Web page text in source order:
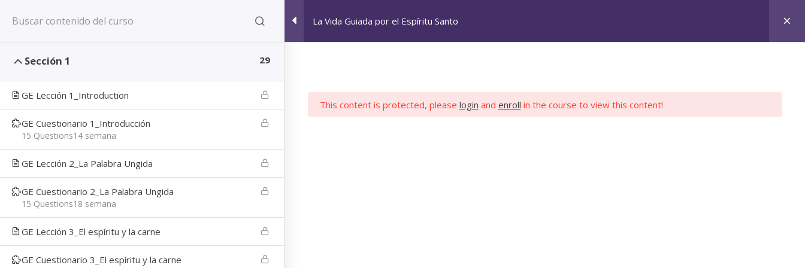
CENTRO DE APRENDIZAJE VIDA
LA VIDA GUIADA POR EL ESPÍRITU SANTO
Inicio
La Vida Guiada por el Espíritu Santo
Sección 1 29
GE Lección 1_Introduction
GE Cuestionario 1_Introducción
14 semana
15 Questions
GE Lección 2_La Palabra Ungida
GE Cuestionario 2_La Palabra Ungida
18 semana
15 Questions
GE Lección 3_El espíritu y la carne
GE Cuestionario 3_El espíritu y la carne
This content is protected, please login and enroll in the course to view this content!